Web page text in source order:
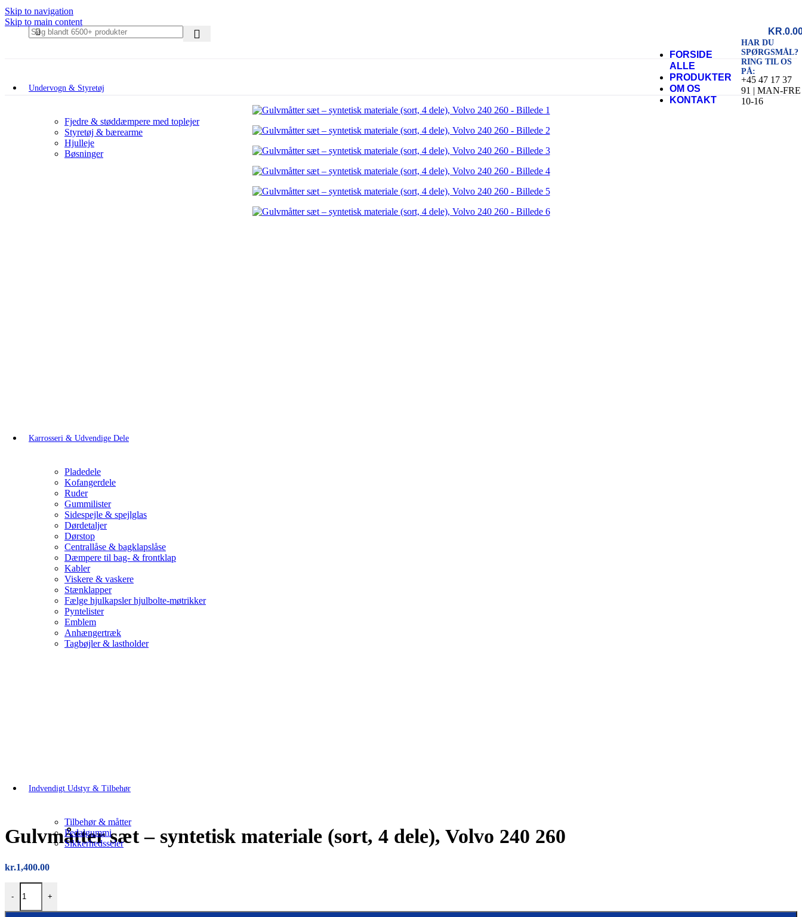
Skip to navigation
Skip to main content
KR.
Undervogn & Styretøj
Fjedre & støddæmpere med toplejer
Styretøj & bærearme
Hjulleje
Bøsninger
Karrosseri & Udvendige Dele
Pladedele
Kofangerdele
Ruder
Gummilister
Sidespejle & spejlglas
Dørdetaljer
Dørstop
Centrallåse & bagklapslåse
Dæmpere til bag- & frontklap
Kabler
Viskere & vaskere
Stænklapper
Fælge hjulkapsler hjulbolte-møtrikker
Pyntelister
Emblem
Anhængertræk
Tagbøjler & lastholder
Indvendigt Udstyr & Tilbehør
Tilbehør & måtter
Pedalgummi
Sikkerhedsseler
FORSIDE
ALLE
PRODUKTER
OM OS
KONTAKT
HAR DU
SPØRGSMÅL?
RING TIL OS
PÅ:
+45 47 17 37
91 | MAN-FRE
10-16
Gulvmåtter sæt – syntetisk materiale (sort, 4 dele), Volvo 240 260
kr.1,400.00
-
Gulvmåtter sæt – syntetisk materiale (sort, 4 dele), Volvo 240 260 antal
+